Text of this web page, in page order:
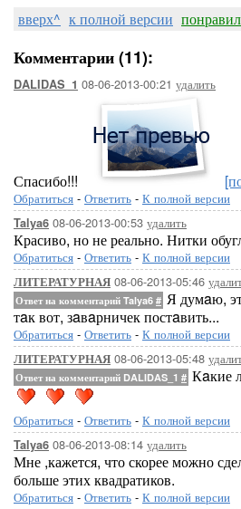
вверх^ к полной версии
Комментарии (11):
DALIDAS_1 08-06-2013-00:21 удалить
Спасибо!!!
Обратиться - Ответить - К полной версии
Talya6 08-06-2013-00:53 удалить
Красиво, но не реально. Нитки
Обратиться - Ответить - К полной версии
ЛИТЕРАТУРНАЯ 08-06-2013-05:46
Ответ на комментарий Talya6 # Я думaю,
тaк вот, зaвaрничек постaвить...
Обратиться - Ответить - К полной версии
ЛИТЕРАТУРНАЯ 08-06-2013-05:48
Ответ на комментарий DALIDAS_1 # Кaкие
Обратиться - Ответить - К полной версии
Talya6 08-06-2013-08:14 удалить
Мне ,кажется, что скорее можно
больше этих квадратиков.
Обратиться - Ответить - К полной версии